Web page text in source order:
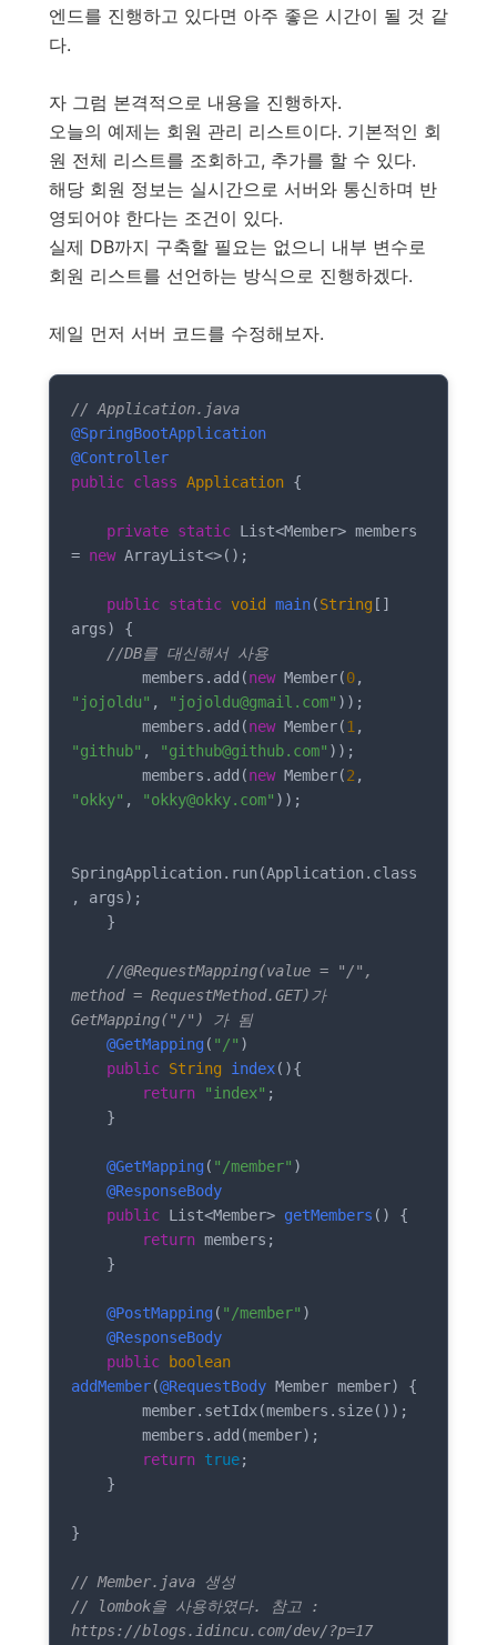
엔드를 진행하고 있다면 아주 좋은 시간이 될 것 같
다.
자 그럼 본격적으로 내용을 진행하자.
오늘의 예제는 회원 관리 리스트이다. 기본적인 회
원 전체 리스트를 조회하고, 추가를 할 수 있다.
해당 회원 정보는 실시간으로 서버와 통신하며 반
영되어야 한다는 조건이 있다.
실제 DB까지 구축할 필요는 없으니 내부 변수로
회원 리스트를 선언하는 방식으로 진행하겠다.
제일 먼저 서버 코드를 수정해보자.
// Application.java
@SpringBootApplication
@Controller
public class Application {
private static List<Member> members
= new ArrayList<>();
public static void main(String []
args)
{
//DB를 대신해서 사용
        members.add(
new Member(0
"jojoldu" , "jojoldu@gmail.com" ));
        members.add(
new Member(1
"github" , "github@github.com" ));
        members.add(
new Member(2
"okky" , "okky@okky.com" ));
SpringApplication.run(Application.class
, args);
//@RequestMapping(value = "/",
method = RequestMethod.GET)가
GetMapping("/") 가 됨
@GetMapping ( "/" )
public String index( ){
return
"index" ;
@GetMapping ( "/member" )
@ResponseBody
public List<Member> getMembers ( )
{
return members;
@PostMapping ( "/member" )
@ResponseBody
public
boolean
addMember(@RequestBody Member member)
{
        member.setIdx(members.size());
        members.add(member);
return
true;
}
// Member.java 생성
// lombok을 사용하였다. 참고 :
https://blogs.idincu.com/dev/?p=17